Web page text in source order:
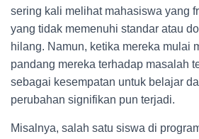
sering kali melihat mahasiswa yang
yang tidak memenuhi standar atau
hilang. Namun, ketika mereka mulai
pandang mereka terhadap masalah
sebagai kesempatan untuk belajar
perubahan signifikan pun terjadi.
Misalnya, salah satu siswa di